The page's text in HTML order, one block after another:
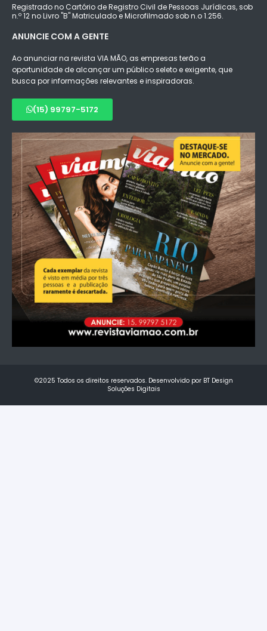
Registrado no Cartório de Registro Civil de Pessoas Jurídicas, sob
n.º 12 no Livro "B" Matriculado e Microfilmado sob n.o 1.256.
ANUNCIE COM A GENTE
Ao anunciar na revista VIA MÃO, as empresas terão a
oportunidade de alcançar um público seleto e exigente, que
busca por informações relevantes e inspiradoras.
(15) 99797-5172
©2025 Todos os direitos reservados. Desenvolvido por BT Design
Soluções Digitais